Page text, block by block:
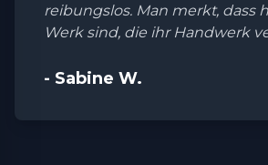
reibungslos. Man merkt, dass
Werk sind, die ihr Handwerk
- Sabine W.